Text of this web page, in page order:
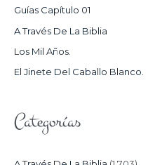
R
:
Guías Capítulo 01
A Través De La Biblia
Los Mil Años.
El Jinete Del Caballo Blanco.
Categorías